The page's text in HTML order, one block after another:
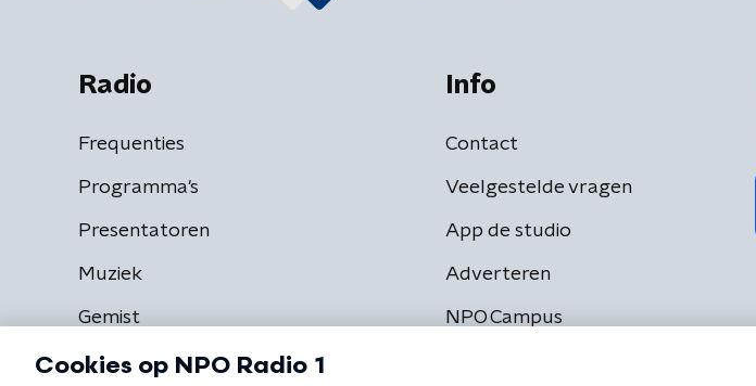
Radio
Frequenties
Programma's
Presentatoren
Muziek
Gemist
Info
Contact
Veelgestelde vragen
App de studio
Adverteren
NPO Campus